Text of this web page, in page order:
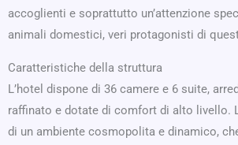
accoglienti e soprattutto un’attenzione
animali domestici, veri protagonisti di
Caratteristiche della struttura
L’hotel dispone di 36 camere e 6 suite,
raffinato e dotate di comfort di alto livello.
di un ambiente cosmopolita e dinamico,